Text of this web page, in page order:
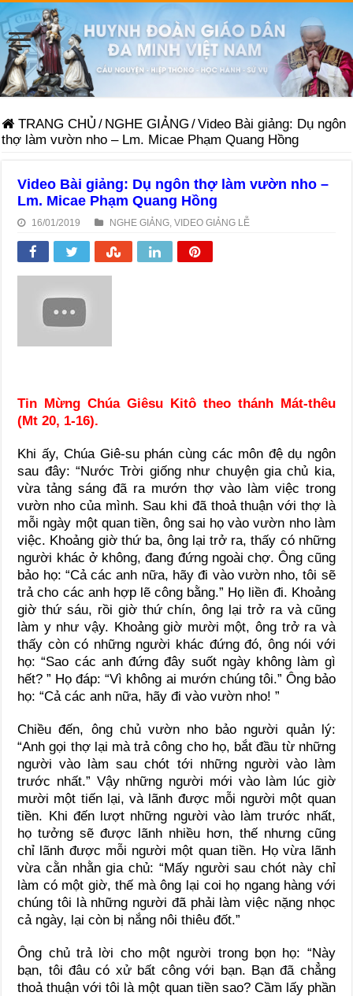
TRANG CHỦ / NGHE GIẢNG /Video Bài giảng: Dụ ngôn
thợ làm vườn nho – Lm. Micae Phạm Quang Hồng
Video Bài giảng: Dụ ngôn thợ làm vườn nho –
Lm. Micae Phạm Quang Hồng
16/01/2019 NGHE GIẢNG ,VIDEO GIẢNG LỄ
Tin Mừng Chúa Giêsu Kitô theo thánh Mát-thêu
(Mt 20, 1-16).
Khi ấy, Chúa Giê-su phán cùng các môn đệ dụ ngôn
sau đây: “Nước Trời giống như chuyện gia chủ kia,
vừa tảng sáng đã ra mướn thợ vào làm việc trong
vườn nho của mình. Sau khi đã thoả thuận với thợ là
mỗi ngày một quan tiền, ông sai họ vào vườn nho làm
việc. Khoảng giờ thứ ba, ông lại trở ra, thấy có những
người khác ở không, đang đứng ngoài chợ. Ông cũng
bảo họ: “Cả các anh nữa, hãy đi vào vườn nho, tôi sẽ
trả cho các anh hợp lẽ công bằng.” Họ liền đi. Khoảng
giờ thứ sáu, rồi giờ thứ chín, ông lại trở ra và cũng
làm y như vậy. Khoảng giờ mười một, ông trở ra và
thấy còn có những người khác đứng đó, ông nói với
họ: “Sao các anh đứng đây suốt ngày không làm gì
hết? ” Họ đáp: “Vì không ai mướn chúng tôi.” Ông bảo
họ: “Cả các anh nữa, hãy đi vào vườn nho! ”
Chiều đến, ông chủ vườn nho bảo người quản lý:
“Anh gọi thợ lại mà trả công cho họ, bắt đầu từ những
người vào làm sau chót tới những người vào làm
trước nhất.” Vậy những người mới vào làm lúc giờ
mười một tiến lại, và lãnh được mỗi người một quan
tiền. Khi đến lượt những người vào làm trước nhất,
họ tưởng sẽ được lãnh nhiều hơn, thế nhưng cũng
chỉ lãnh được mỗi người một quan tiền. Họ vừa lãnh
vừa cằn nhằn gia chủ: “Mấy người sau chót này chỉ
làm có một giờ, thế mà ông lại coi họ ngang hàng với
chúng tôi là những người đã phải làm việc nặng nhọc
cả ngày, lại còn bị nắng nôi thiêu đốt.”
Ông chủ trả lời cho một người trong bọn họ: “Này
bạn, tôi đâu có xử bất công với bạn. Bạn đã chẳng
thoả thuận với tôi là một quan tiền sao? Cầm lấy phần